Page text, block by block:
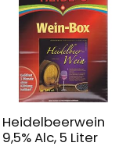
Heidelbeerwein
9,5% Alc, 5 Liter